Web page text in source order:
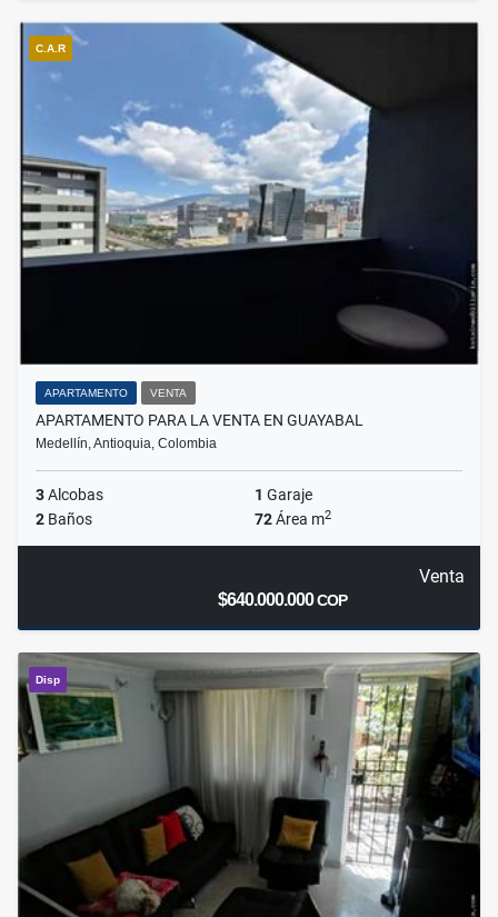
C.A.R
APARTAMENTO VENTA
APARTAMENTO PARA LA VENTA EN GUAYABAL
Medellín, Antioquia, Colombia
3Alcobas 1 Garaje
2 Baños 72Área m2
Venta
$640.000.000COP
Disp